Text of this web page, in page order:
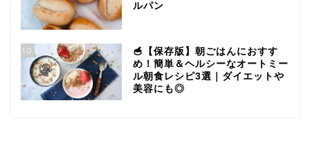
ルパン
10
🥣【保存版】朝ごはんにおすす
め！簡単＆ヘルシーなオートミー
ル朝食レシピ3選｜ダイエットや
美容にも◎